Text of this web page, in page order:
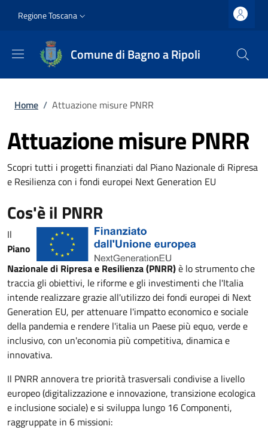
Slim top
Regione Toscana
Comune di Bagno a Ripoli
Briciole di pane
Home / Attuazione misure PNRR
Attuazione misure PNRR
Scopri tutti i progetti finanziati dal Piano Nazionale di Ripresa
e Resilienza con i fondi europei Next Generation EU
Cos'è il PNRR
Il
Piano
Nazionale di Ripresa e Resilienza (PNRR)è lo strumento che
traccia gli obiettivi, le riforme e gli investimenti che l'Italia
intende realizzare grazie all'utilizzo dei fondi europei di Next
Generation EU, per attenuare l'impatto economico e sociale
della pandemia e rendere l'italia un Paese più equo, verde e
inclusivo, con un'economia più competitiva, dinamica e
innovativa.
Il PNRR annovera tre priorità trasversali condivise a livello
europeo (digitalizzazione e innovazione, transizione ecologica
e inclusione sociale) e si sviluppa lungo 16 Componenti,
raggruppate in 6 missioni: